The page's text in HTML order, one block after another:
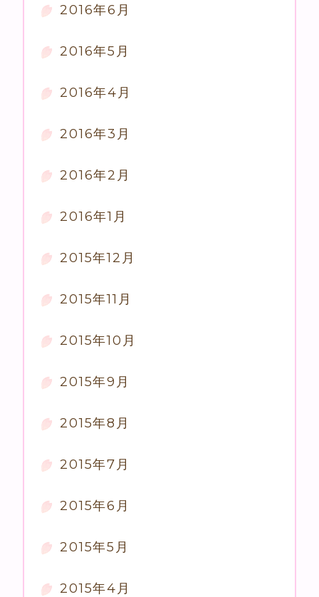
2016年6月
2016年5月
2016年4月
2016年3月
2016年2月
2016年1月
2015年12月
2015年11月
2015年10月
2015年9月
2015年8月
2015年7月
2015年6月
2015年5月
2015年4月